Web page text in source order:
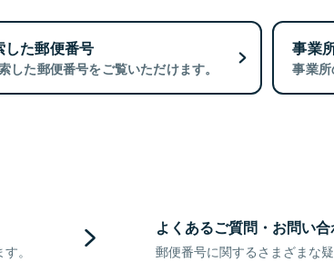
した郵便番号
した郵便番号をご覧いただけます。
事業
事業所
。
よくあるご質問・お問い
郵便番号に関するさまざまな